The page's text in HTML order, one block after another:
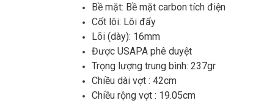
Bề mặt: Bề mặt carbon tích điện
Cốt lõi: Lõi đẩy
Lõi (dày): 16mm
Được USAPA phê duyệt
Trọng lượng trung bình: 237gr
Chiều dài vợt : 42cm
Chiều rộng vợt : 19.05cm